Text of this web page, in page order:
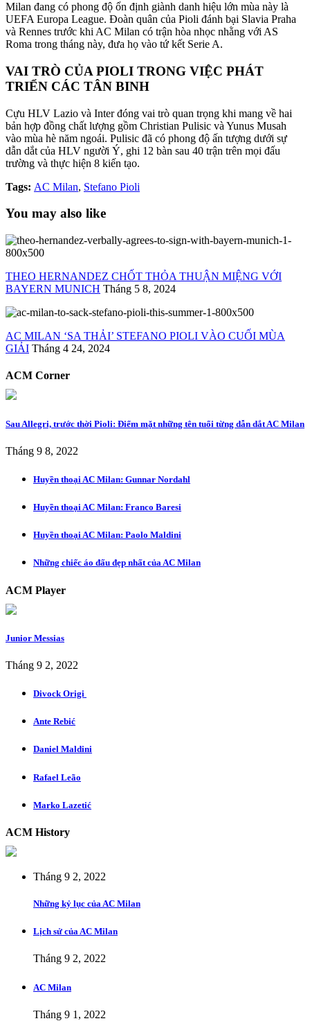
Milan đang có phong độ ổn định giành danh hiệu lớn mùa này là
UEFA Europa League. Đoàn quân của Pioli đánh bại Slavia Praha
và Rennes trước khi AC Milan có trận hòa nhọc nhằng với AS
Roma trong tháng này, đưa họ vào tứ kết Serie A.
VAI TRÒ CỦA PIOLI TRONG VIỆC PHÁT
TRIỂN CÁC TÂN BINH
Cựu HLV Lazio và Inter đóng vai trò quan trọng khi mang về hai
bản hợp đồng chất lượng gồm Christian Pulisic và Yunus Musah
vào mùa hè năm ngoái. Pulisic đã có phong độ ấn tượng dưới sự
dẫn dắt của HLV người Ý, ghi 12 bàn sau 40 trận trên mọi đấu
trường và thực hiện 8 kiến ​​tạo.
Tags: AC Milan, Stefano Pioli
You may also like
THEO HERNANDEZ CHỐT THỎA THUẬN MIỆNG VỚI
BAYERN MUNICH Tháng 5 8, 2024
AC MILAN ‘SA THẢI’ STEFANO PIOLI VÀO CUỐI MÙA
GIẢI Tháng 4 24, 2024
ACM Corner
Sau Allegri, trước thời Pioli: Điểm mặt những tên tuổi từng dẫn dắt AC Milan
Tháng 9 8, 2022
Huyền thoại AC Milan: Gunnar Nordahl
Huyền thoại AC Milan: Franco Baresi
Huyền thoại AC Milan: Paolo Maldini
Những chiếc áo đấu đẹp nhất của AC Milan
ACM Player
Junior Messias
Tháng 9 2, 2022
Divock Origi
Ante Rebić
Daniel Maldini
Rafael Leão
Marko Lazetić
ACM History
Tháng 9 2, 2022
Những kỷ lục của AC Milan
Lịch sử của AC Milan
Tháng 9 2, 2022
AC Milan
Tháng 9 1, 2022